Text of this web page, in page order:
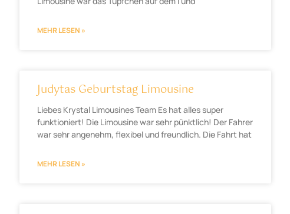
MEHR LESEN »
Judytas Geburtstag Limousine
Liebes Krystal Limousines Team Es hat alles super
funktioniert! Die Limousine war sehr pünktlich! Der Fahrer
war sehr angenehm, flexibel und freundlich. Die Fahrt hat
MEHR LESEN »